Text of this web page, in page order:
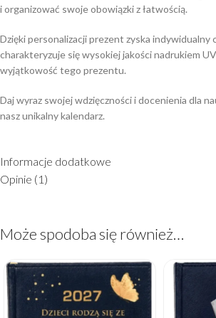
i organizować swoje obowiązki z łatwością.
Dzięki personalizacji prezent zyska indywidualny
charakteryzuje się wysokiej jakości nadrukiem
wyjątkowość tego prezentu.
Daj wyraz swojej wdzięczności i docenienia dla
nasz unikalny kalendarz.
Informacje dodatkowe
Opinie (1)
Może spodoba się również…